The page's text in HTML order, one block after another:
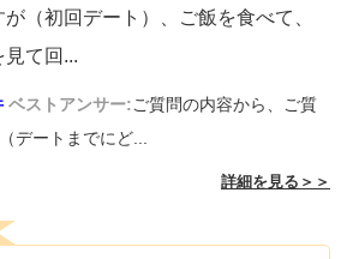
（初回デート）、ご飯を食べて、
て回 ...
ベストアンサー:ご質問の内容から、ご質
デートまでにど...
詳細を見る＞＞